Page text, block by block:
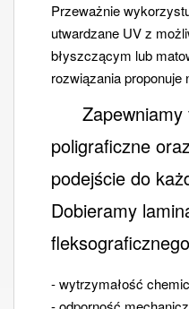
Przeważnie
utwardzane UV z
błyszczącym lub
rozwiązania proponuje
poligraficzne
podejście do
Dobieramy
- wytrzymałość